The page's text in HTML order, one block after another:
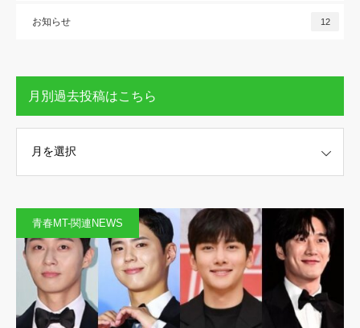
お知らせ 12
月別過去投稿はこちら
こちら
青春MT-関連NEWS